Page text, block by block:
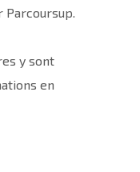
y sont
en